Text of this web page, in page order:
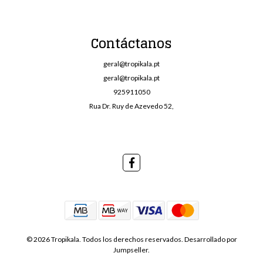
Contáctanos
geral@tropikala.pt
geral@tropikala.pt
925911050
Rua Dr. Ruy de Azevedo 52,
© 2026 Tropikala. Todos los derechos reservados. Desarrollado por
Jumpseller.